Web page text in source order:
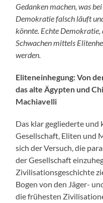
Gedanken machen, was
Demokratie falsch läuft
könnte. Echte Demokratie,
Schwachen mittels
werden.
Eliteneinhegung: Von
das alte Ägypten und
Machiavelli
Das klar gegliederte und
Gesellschaft, Eliten und
sich der Versuch, die
der Gesellschaft
Zivilisationsgeschichte
Bogen von den Jäger-
die frühesten